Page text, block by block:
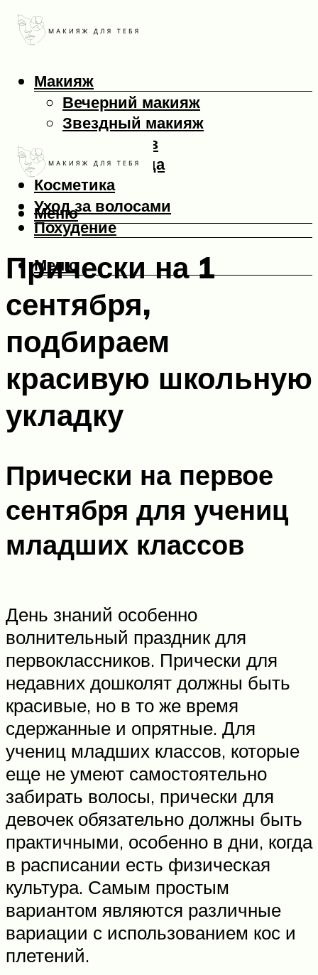
Макияж
Вечерний макияж
Звездный макияж
Макияж глаз
Макияж лица
Косметика
Уход за волосами
Похудение
Меню
Меню
Прически на 1
сентября,
подбираем
красивую школьную
укладку
Прически на первое
сентября для учениц
младших классов
День знаний особенно
волнительный праздник для
первоклассников. Прически для
недавних дошколят должны быть
красивые, но в то же время
сдержанные и опрятные. Для
учениц младших классов, которые
еще не умеют самостоятельно
забирать волосы, прически для
девочек обязательно должны быть
практичными, особенно в дни, когда
в расписании есть физическая
культура. Самым простым
вариантом являются различные
вариации с использованием кос и
плетений.